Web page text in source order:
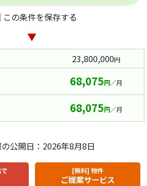
この条件を保存する
▼
23,800,000円
68,075円／月
68,075円／月
公開日：2026年8月8日
[無料] 物件
ご提案サービス